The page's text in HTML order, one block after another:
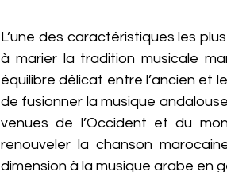
L’une des caractéristiques les
à marier la tradition musicale
équilibre délicat entre l’ancien et
de fusionner la musique
venues de l’Occident et du
renouveler la chanson
dimension à la musique arabe en